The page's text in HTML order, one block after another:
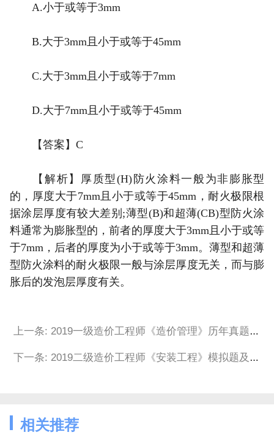
A.小于或等于3mm
B.大于3mm且小于或等于45mm
C.大于3mm且小于或等于7mm
D.大于7mm且小于或等于45mm
【答案】C
【解析】厚质型(H)防火涂料一般为非膨胀型
的，厚度大于7mm且小于或等于45mm，耐火极限根
据涂层厚度有较大差别;薄型(B)和超薄(CB)型防火涂
料通常为膨胀型的，前者的厚度大于3mm且小于或等
于7mm，后者的厚度为小于或等于3mm。薄型和超薄
型防火涂料的耐火极限一般与涂层厚度无关，而与膨
胀后的发泡层厚度有关。
上一条: 2019一级造价工程师《造价管理》历年真题模拟
下一条: 2019二级造价工程师《安装工程》模拟题及答案（七）
相关推荐